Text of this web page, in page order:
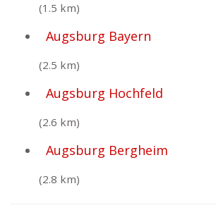
(1.5 km)
Augsburg Bayern
(2.5 km)
Augsburg Hochfeld
(2.6 km)
Augsburg Bergheim
(2.8 km)